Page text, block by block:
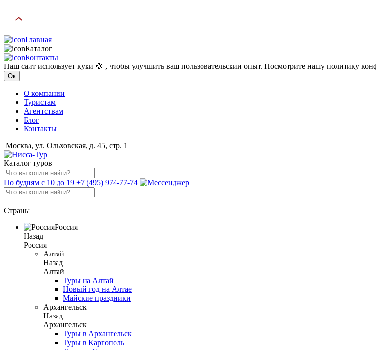
Главная
Каталог
Контакты
Наш сайт использует куки 🍪 , чтобы улучшить ваш пользовательский опыт. Посмотрите нашу политику
Ок
О компании
Туристам
Агентствам
Блог
Контакты
Москва, ул. Ольховская, д. 45, стр. 1
Каталог туров
По будням с 10 до 19 +7 (495) 974-77-74
Страны
Россия
Назад
Россия
Алтай
Назад
Алтай
Туры на Алтай
Новый год на Алтае
Майские праздники
Архангельск
Назад
Архангельск
Туры в Архангельск
Туры в Каргополь